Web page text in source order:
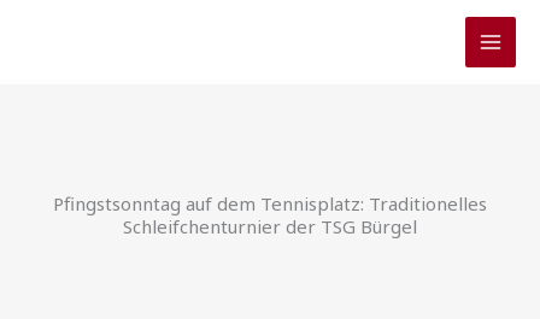
Pfingstsonntag auf dem Tennisplatz: Traditionelles
Schleifchenturnier der TSG Bürgel